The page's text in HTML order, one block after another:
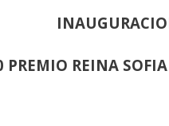
PREMIO REINA